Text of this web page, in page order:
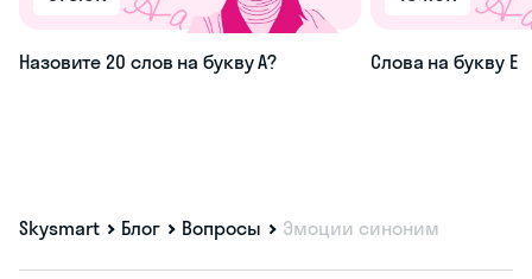
Назовите 20 слов на букву А? Слова на букву Е
Skysmart Блог Вопросы Эмоции синоним